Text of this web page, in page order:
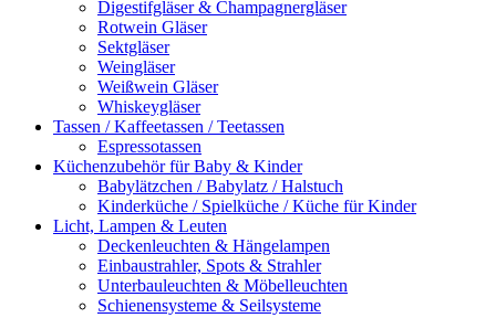
Digestifgläser & Champagnergläser
Rotwein Gläser
Sektgläser
Weingläser
Weißwein Gläser
Whiskeygläser
Tassen / Kaffeetassen / Teetassen
Espressotassen
Küchenzubehör für Baby & Kinder
Babylätzchen / Babylatz / Halstuch
Kinderküche / Spielküche / Küche für Kinder
Licht, Lampen & Leuten
Deckenleuchten & Hängelampen
Einbaustrahler, Spots & Strahler
Unterbauleuchten & Möbelleuchten
Schienensysteme & Seilsysteme